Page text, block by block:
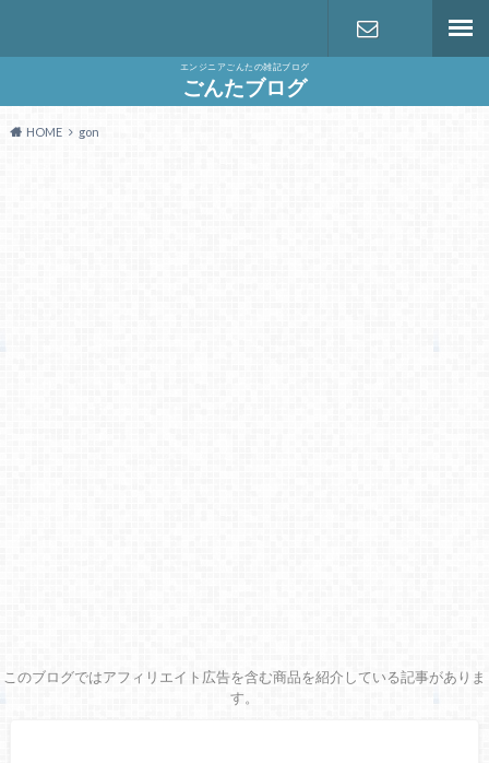
エンジニアごんたの雑記ブログ
ごんたブログ
HOME gon
このブログではアフィリエイト広告を含む商品を紹介している記事がありま
す。